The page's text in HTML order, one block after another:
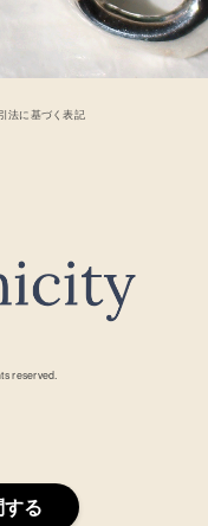
法に基づく表記
reserved.
る